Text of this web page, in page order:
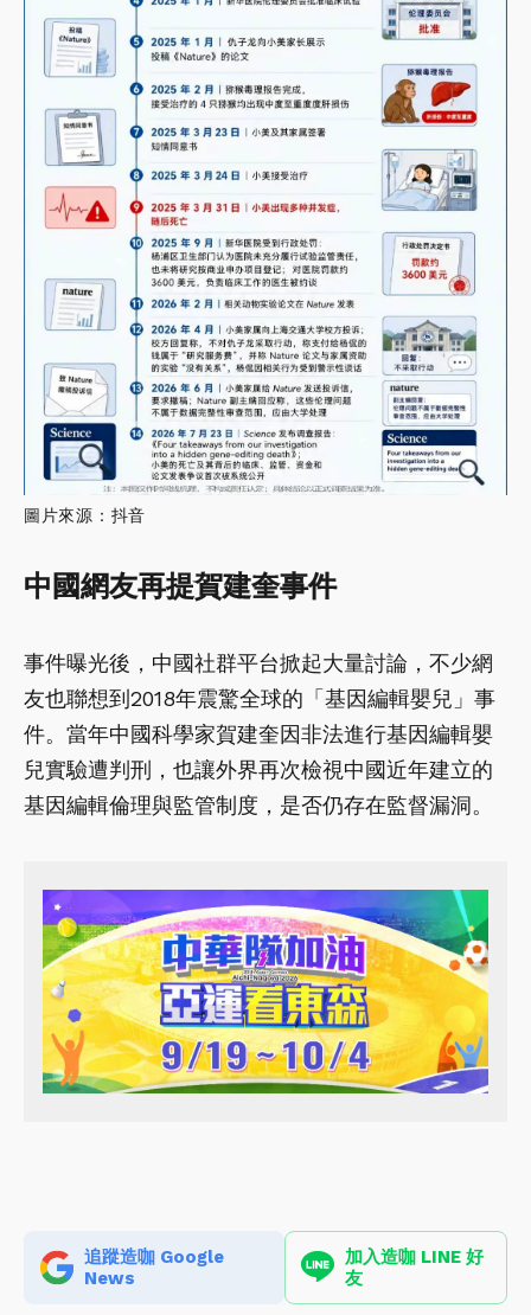
圖片來源：抖音
中國網友再提賀建奎事件
事件曝光後，中國社群平台掀起大量討論，不少網
友也聯想到2018年震驚全球的「基因編輯嬰兒」事
件。當年中國科學家賀建奎因非法進行基因編輯嬰
兒實驗遭判刑，也讓外界再次檢視中國近年建立的
基因編輯倫理與監管制度，是否仍存在監督漏洞。
追蹤造咖 Google
News
加入造咖 LINE 好
友